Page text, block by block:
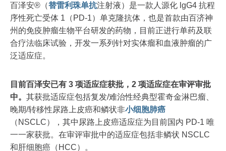
百泽安®（替雷利珠单抗注射液）是一款人源化 lgG4 抗程
序性死亡受体 1（PD-1）单克隆抗体，也是首款由百济神
州的免疫肿瘤生物平台研发的药物，目前正进行单药及联
合疗法临床试验，开发一系列针对实体瘤和血液肿瘤的广
泛适应症。
目前百泽安已有 3 项适应症获批，2 项适应症在审评审批
中。 其获批适应症包括复发/难治性经典型霍奇金淋巴瘤、
晚期/转移性尿路上皮癌和鳞状非小细胞肺癌
（NSCLC），其中尿路上皮癌适应症为目前国内 PD-1 唯
一一家获批。在审评审批中的适应症包括非鳞状 NSCLC
和肝细胞癌（HCC）。